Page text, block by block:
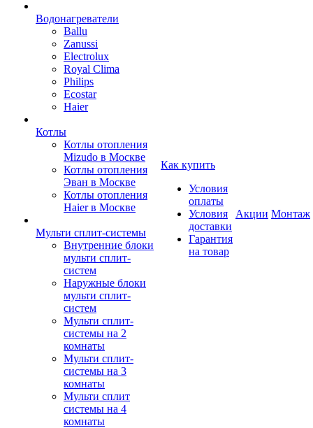
Водонагреватели
Ballu
Zanussi
Electrolux
Royal Clima
Philips
Ecostar
Haier
Котлы
Котлы отопления
Mizudo в Москве
Котлы отопления
Эван в Москве
Котлы отопления
Haier в Москве
Мульти сплит-системы
Внутренние блоки
мульти сплит-
систем
Наружные блоки
мульти сплит-
систем
Мульти сплит-
системы на 2
комнаты
Мульти сплит-
системы на 3
комнаты
Мульти сплит
системы на 4
комнаты
Как купить
Условия
оплаты
Условия
доставки
Гарантия
на товар
Акции Монтаж